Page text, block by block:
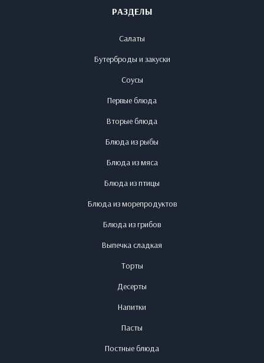
РАЗДЕЛЫ
Салаты
Бутерброды и закуски
Соусы
Первые блюда
Вторые блюда
Блюда из рыбы
Блюда из мяса
Блюда из птицы
Блюда из морепродуктов
Блюда из грибов
Выпечка сладкая
Торты
Десерты
Напитки
Пасты
Постные блюда